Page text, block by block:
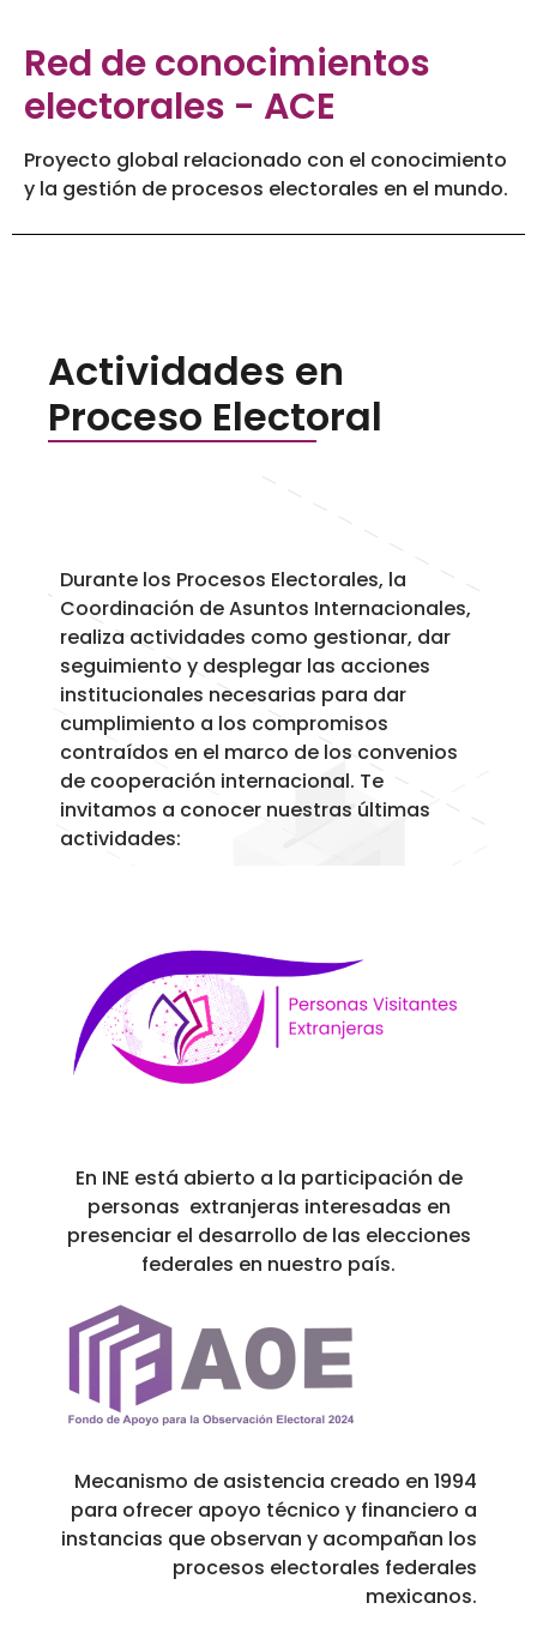
Red de conocimientos
electorales - ACE
Proyecto global relacionado con el conocimiento
y la gestión de procesos electorales en el mundo.
Actividades en
Proceso Electoral
Durante los Procesos Electorales, la
Coordinación de Asuntos Internacionales,
realiza actividades como gestionar, dar
seguimiento y desplegar las acciones
institucionales necesarias para dar
cumplimiento a los compromisos
contraídos en el marco de los convenios
de cooperación internacional. Te
invitamos a conocer nuestras últimas
actividades:
En INE está abierto a la participación de
personas extranjeras interesadas en
presenciar el desarrollo de las elecciones
federales en nuestro país.
Mecanismo de asistencia creado en 1994
para ofrecer apoyo técnico y financiero a
instancias que observan y acompañan los
procesos electorales federales
mexicanos.